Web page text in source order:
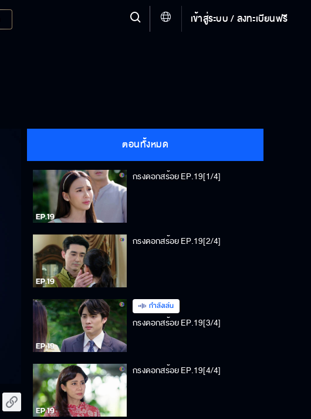
เข้าสู่ระบบ / ลงทะเบียนฟรี
ตอนทั้งหมด
กรงดอกสร้อย EP.19[1/4]
กรงดอกสร้อย EP.19[2/4]
กำลังเล่น
กรงดอกสร้อย EP.19[3/4]
กรงดอกสร้อย EP.19[4/4]